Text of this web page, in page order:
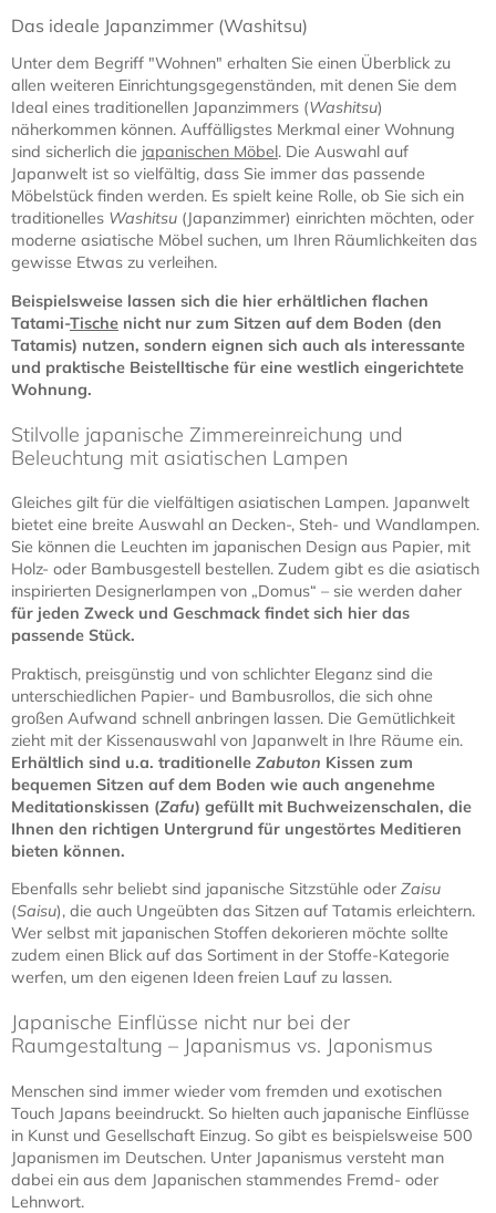
Das ideale Japanzimmer (Washitsu)
Unter dem Begriff "Wohnen" erhalten Sie einen Überblick zu
allen weiteren Einrichtungsgegenständen, mit denen Sie dem
Ideal eines traditionellen Japanzimmers (Washitsu)
näherkommen können. Auffälligstes Merkmal einer Wohnung
sind sicherlich die japanischen Möbel. Die Auswahl auf
Japanwelt ist so vielfältig, dass Sie immer das passende
Möbelstück finden werden. Es spielt keine Rolle, ob Sie sich ein
traditionelles Washitsu (Japanzimmer) einrichten möchten, oder
moderne asiatische Möbel suchen, um Ihren Räumlichkeiten das
gewisse Etwas zu verleihen.
Beispielsweise lassen sich die hier erhältlichen flachen
Tatami-Tische nicht nur zum Sitzen auf dem Boden (den
Tatamis) nutzen, sondern eignen sich auch als interessante
und praktische Beistelltische für eine westlich eingerichtete
Wohnung.
Stilvolle japanische Zimmereinreichung und
Beleuchtung mit asiatischen Lampen
Gleiches gilt für die vielfältigen asiatischen Lampen. Japanwelt
bietet eine breite Auswahl an Decken-, Steh- und Wandlampen.
Sie können die Leuchten im japanischen Design aus Papier, mit
Holz- oder Bambusgestell bestellen. Zudem gibt es die asiatisch
inspirierten Designerlampen von „Domus“ – sie werden daher
für jeden Zweck und Geschmack findet sich hier das
passende Stück.
Praktisch, preisgünstig und von schlichter Eleganz sind die
unterschiedlichen Papier- und Bambusrollos, die sich ohne
großen Aufwand schnell anbringen lassen. Die Gemütlichkeit
zieht mit der Kissenauswahl von Japanwelt in Ihre Räume ein.
Erhältlich sind u.a. traditionelle Zabuton Kissen zum
bequemen Sitzen auf dem Boden wie auch angenehme
Meditationskissen (Zafu) gefüllt mit Buchweizenschalen, die
Ihnen den richtigen Untergrund für ungestörtes Meditieren
bieten können.
Ebenfalls sehr beliebt sind japanische Sitzstühle oder Zaisu
(Saisu), die auch Ungeübten das Sitzen auf Tatamis erleichtern.
Wer selbst mit japanischen Stoffen dekorieren möchte sollte
zudem einen Blick auf das Sortiment in der Stoffe-Kategorie
werfen, um den eigenen Ideen freien Lauf zu lassen.
Japanische Einflüsse nicht nur bei der
Raumgestaltung – Japanismus vs. Japonismus
Menschen sind immer wieder vom fremden und exotischen
Touch Japans beeindruckt. So hielten auch japanische Einflüsse
in Kunst und Gesellschaft Einzug. So gibt es beispielsweise 500
Japanismen im Deutschen. Unter Japanismus versteht man
dabei ein aus dem Japanischen stammendes Fremd- oder
Lehnwort.